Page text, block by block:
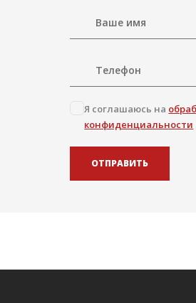
Я соглашаюсь на
конфиденциальности
ОТПРАВИТЬ